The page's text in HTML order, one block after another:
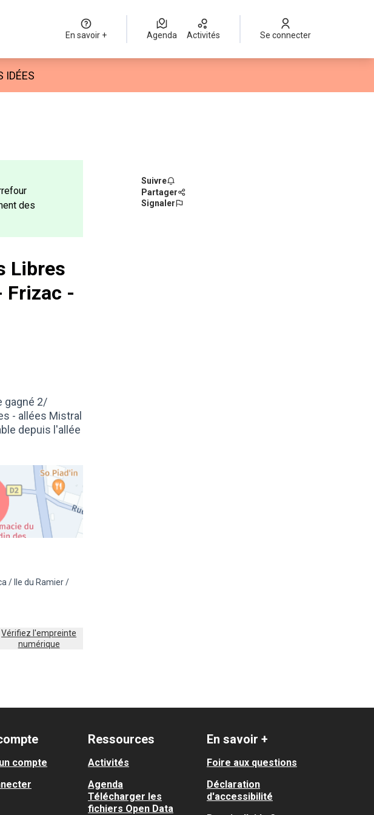
En savoir + Agenda Activités Se connecter
IDÉES
des
Libres
Frizac -
gagné 2/
- allées Mistral
depuis l'allée
Saint-Agne / Empalot / Le Busca / Ile du Ramier / Monplaisir
/ Ile du Ramier /
Suivre
Partager
Signaler
Vérifiez l'empreinte
numérique
compte
Ressources
Activités
Agenda
Télécharger les
fichiers Open Data
En savoir +
Foire aux questions
Déclaration
d'accessibilité